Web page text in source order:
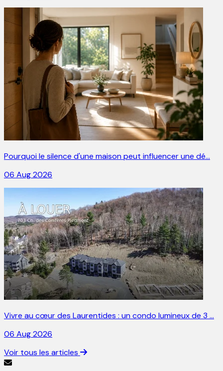
Pourquoi le silence d'une maison peut influencer une dé…
06 Aug 2026
Vivre au cœur des Laurentides : un condo lumineux de 3 …
06 Aug 2026
Voir tous les articles